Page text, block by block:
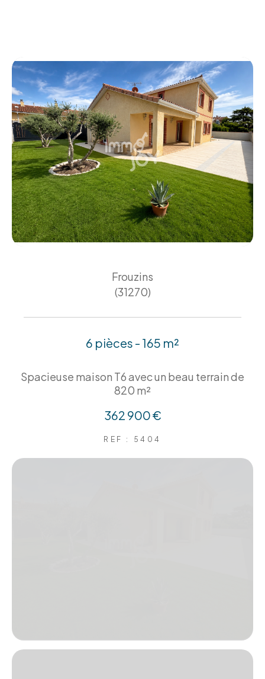
Frouzins
(31270)
6 pièces - 165 m²
Spacieuse maison T6 avec un beau terrain de
820 m²
362 900 €
REF : 5404